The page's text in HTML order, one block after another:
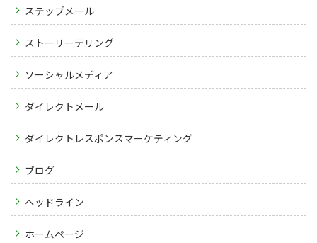
ステップメール
ストーリーテリング
ソーシャルメディア
ダイレクトメール
ダイレクトレスポンスマーケティング
ブログ
ヘッドライン
ホームページ